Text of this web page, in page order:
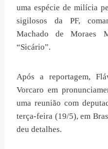
uma espécie de milícia
sigilosos da PF,
Machado de Moraes
“Sicário”.
Após a reportagem,
Vorcaro em
uma reunião com
terça-feira (19/5), em
deu detalhes.